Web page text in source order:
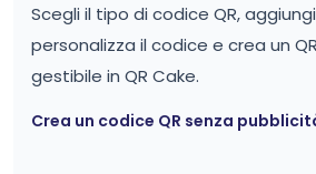
Scegli il tipo di codice QR,
personalizza il codice e crea un
gestibile in QR Cake.
Crea un codice QR senza